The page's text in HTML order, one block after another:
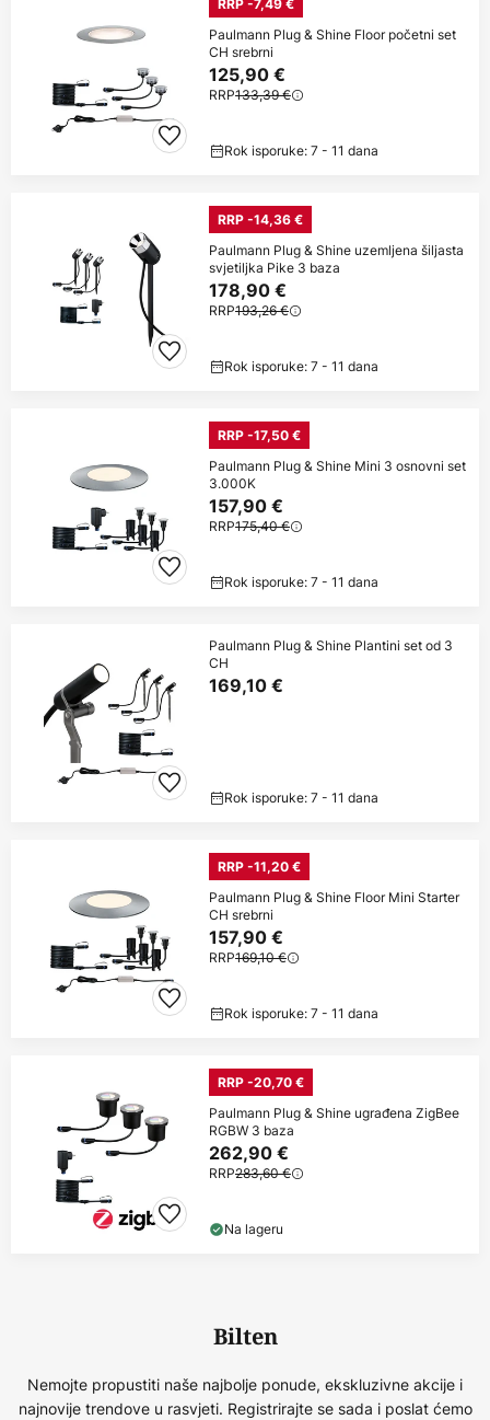
RRP -7,49 €
Paulmann Plug & Shine Floor početni set
CH srebrni
125,90 €
RRP133,39 €
Rok isporuke: 7 - 11 dana
RRP -14,36 €
Paulmann Plug & Shine uzemljena šiljasta
svjetiljka Pike 3 baza
178,90 €
RRP193,26 €
Rok isporuke: 7 - 11 dana
RRP -17,50 €
Paulmann Plug & Shine Mini 3 osnovni set
3.000K
157,90 €
RRP175,40 €
Rok isporuke: 7 - 11 dana
Paulmann Plug & Shine Plantini set od 3
CH
169,10 €
Rok isporuke: 7 - 11 dana
RRP -11,20 €
Paulmann Plug & Shine Floor Mini Starter
CH srebrni
157,90 €
RRP169,10 €
Rok isporuke: 7 - 11 dana
RRP -20,70 €
Paulmann Plug & Shine ugrađena ZigBee
RGBW 3 baza
262,90 €
RRP283,60 €
Na lageru
Bilten
Nemojte propustiti naše najbolje ponude, ekskluzivne akcije i
najnovije trendove u rasvjeti. Registrirajte se sada i poslat ćemo